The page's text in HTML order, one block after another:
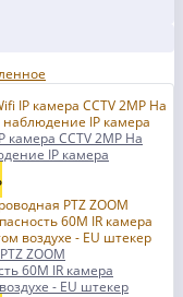
камера CCTV 2MP На
IP камера
ZOOM
60M IR камера
- EU штекер